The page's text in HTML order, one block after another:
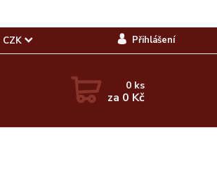
CZK Přihlášení
0 ks
za 0 Kč